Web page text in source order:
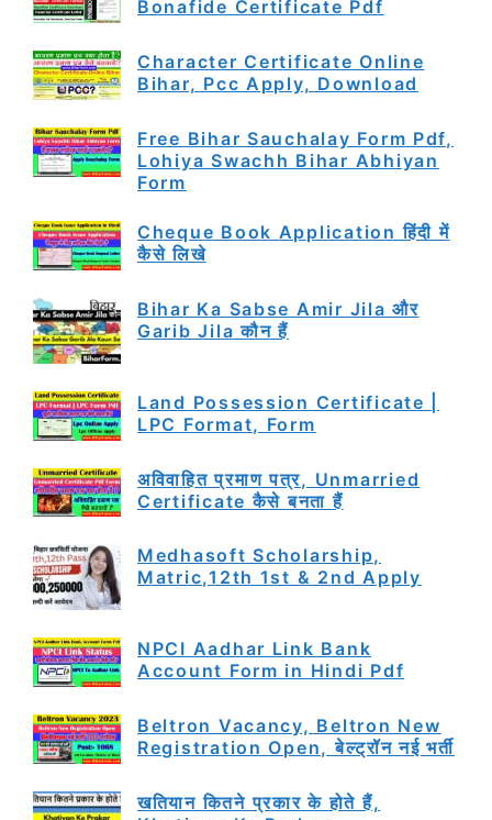
Bonafide Certificate Pdf
Character Certificate Online
Bihar, Pcc Apply, Download
Free Bihar Sauchalay Form Pdf,
Lohiya Swachh Bihar Abhiyan
Form
Cheque Book Application हिंदी में
कैसे लिखे
Bihar Ka Sabse Amir Jila और
Garib Jila कौन हैं
Land Possession Certificate |
LPC Format, Form
अविवाहित प्रमाण पत्र, Unmarried
Certificate कैसे बनता हैं
Medhasoft Scholarship,
Matric,12th 1st & 2nd Apply
NPCI Aadhar Link Bank
Account Form in Hindi Pdf
Beltron Vacancy, Beltron New
Registration Open, बेल्ट्रॉन नई भर्ती
खतियान कितने प्रकार के होते हैं,